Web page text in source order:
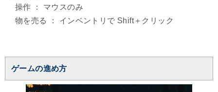
操作 ： マウスのみ
物を売る ： インベントリで Shift＋クリック
ゲームの進め方